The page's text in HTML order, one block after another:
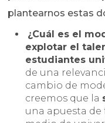
plantearnos estas
¿Cuál es el
explotar el
estudiantes
de una
cambio de
creemos que la
una apuesta